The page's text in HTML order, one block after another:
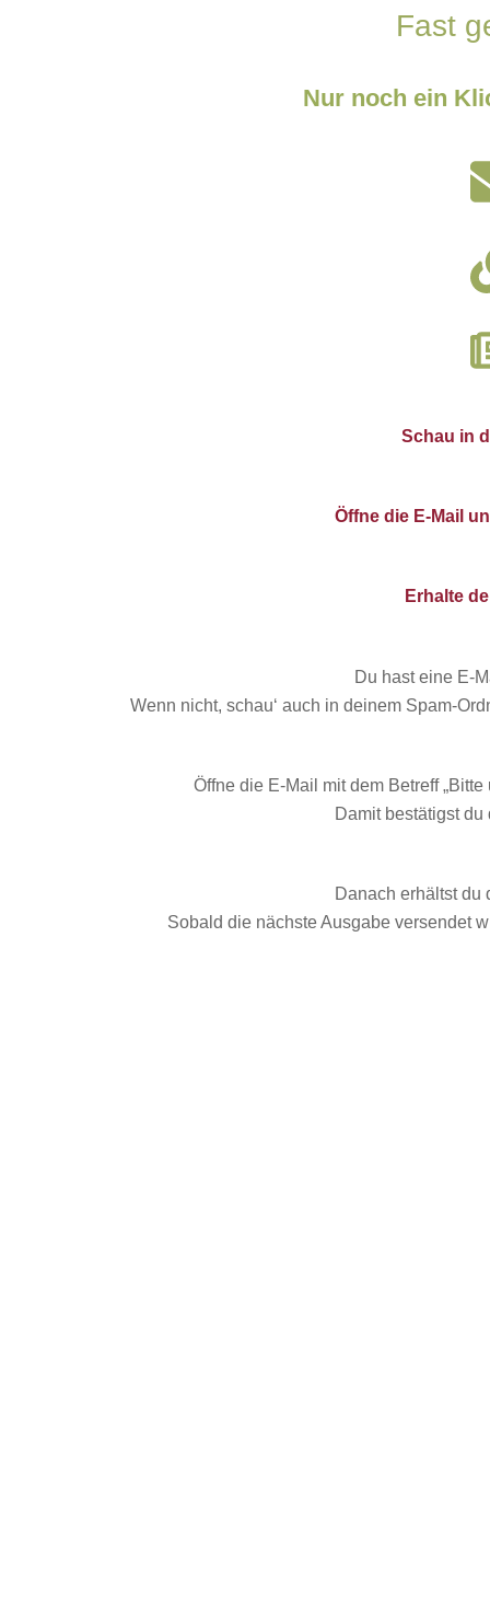
Fast
Nur noch ein
Schau in
Öffne die E-Mail
Erhalte
Du hast eine E-
Wenn nicht, schau‘ auch in deinem Spam-
Öffne die E-Mail mit dem Betreff „Bitte
Damit bestätigst
Danach erhältst du
Sobald die nächste Ausgabe versendet